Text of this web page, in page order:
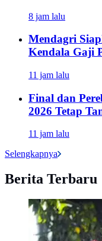
8 jam lalu
Mendagri
Kendala Gaji
11 jam lalu
Final dan
2026 Tetap
11 jam lalu
Selengkapnya
Berita Terbaru